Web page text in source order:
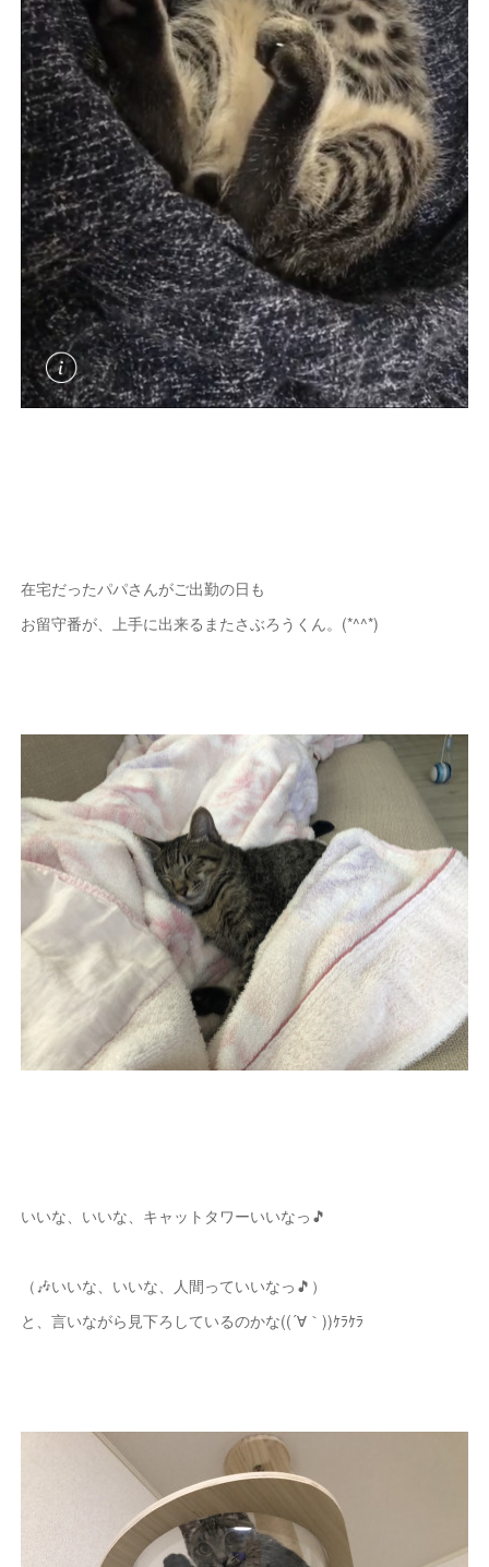
在宅だったパパさんがご出勤の日も
お留守番が、上手に出来るまたさぶろうくん。(*^^*)
いいな、いいな、キャットタワーいいなっ🎵
（🎶いいな、いいな、人間っていいなっ🎵）
と、言いながら見下ろしているのかな((´∀｀))ｹﾗｹﾗ